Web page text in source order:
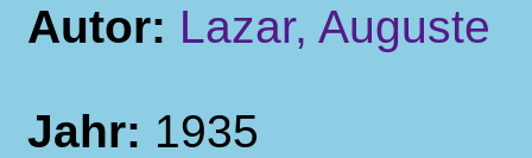
Autor: Lazar, Auguste
Jahr: 1935